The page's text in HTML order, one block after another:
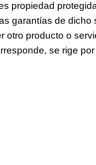
propiedad
garantías de
producto o
se rige